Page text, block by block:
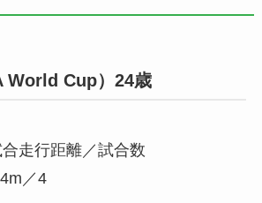
World Cup）24歳
走行距離／試合数
／4